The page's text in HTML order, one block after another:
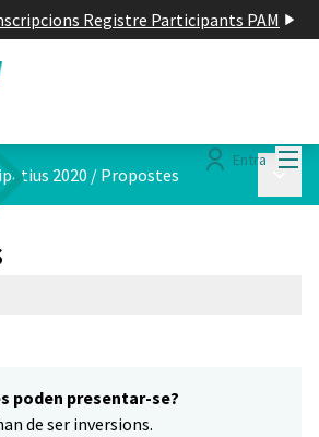
Registre Participants PAM
Entra
2020 / Propostes
poden presentar-se?
de ser inversions.